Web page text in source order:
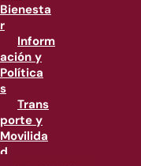
Bienesta
r
Inform
ación y
Política
s
Trans
porte y
Movilida
d